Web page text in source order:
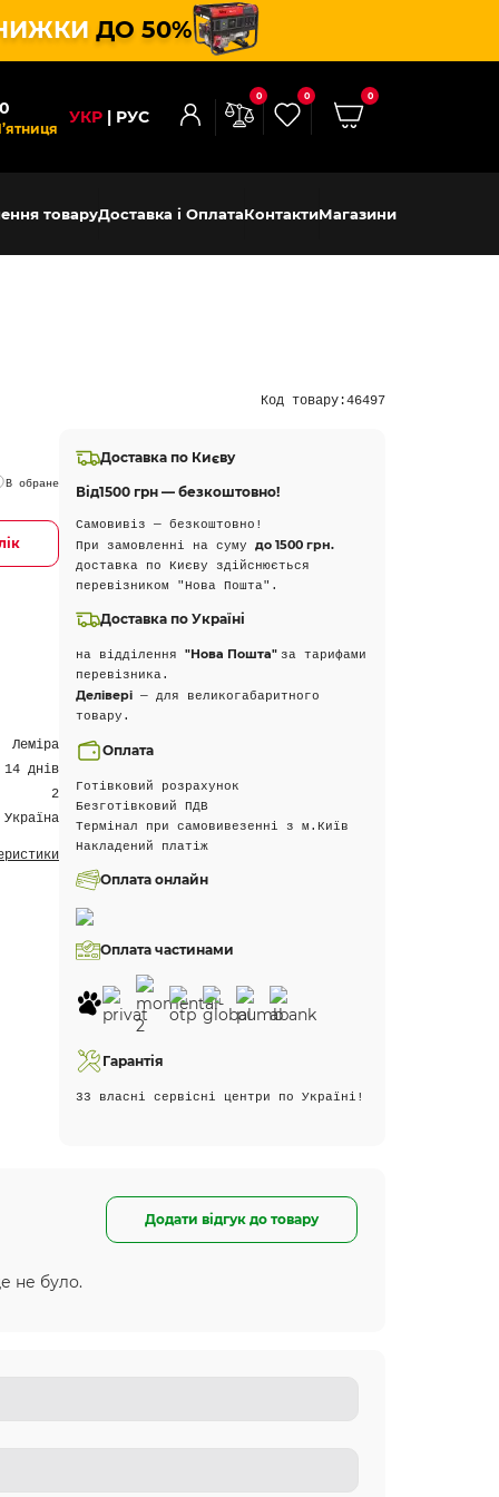
ДО 50%
УКР РУС
0 0 0
товаруДоставка і ОплатаКонтактиМагазини
Код товару:46497
В обране
Леміра
14 днів
2
Україна
Доставка по Києву
Від1500 грн — безкоштовно!
Самовивіз — безкоштовно!
При замовленні на сумудо 1500 грн.
доставка по Києву здійснюється
перевізником "Нова Пошта".
Доставка по Україні
на відділення"Нова Пошта" за тарифами
перевізника.
Делівері — для великогабаритного
товару.
Оплата
Готівковий розрахунок
Безготівковий ПДВ
Термінал при самовивезенні з м.Київ
Накладений платіж
Оплата онлайн
Оплата частинами
Гарантія
33 власні сервісні центри по Україні!
Додати відгук до товару
не було.